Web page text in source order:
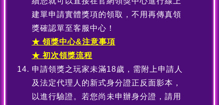
建單申請實體獎項的領取，不用再傳真領
獎確認單至客服中心！
★ 領獎中心&注意事項
★ 初次領獎流程
申請領獎之玩家未滿18歲，需附上申請人
及法定代理人的新式身分證正反面影本，
以進行驗證。若您尚未申辦身分證，請用